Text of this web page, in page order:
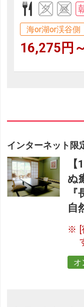
海or湖or渓谷側
16,275円
インターネット限
ぬ
自
オ